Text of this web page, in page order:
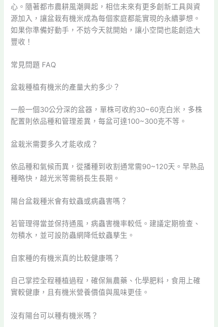
心。隨著都市農耕風潮興起，相信未來有更多創新工具與資
源加入，讓盆栽有機米成為每個家庭都能實現的永續夢想。
如果你準備好動手，不妨今天就開始，讓小空間也能創造大
豐收！
常見問題 FAQ
盆栽種植有機米的產量大約多少？
一般一個30公分深的盆器，單株可收約30~60克白米，多株
配置則依品種和管理差異，每盆可達100~300克不等。
盆栽米需要多久才能收成？
依品種和氣候而異，從播種到收割通常需90~120天。早熟品
種略快，越光米等需稍長生長期。
陽台盆栽種米會有蚊蟲或病蟲害嗎？
若管理得當並保持通風，病蟲害機率較低。建議定期檢查、
勿積水，並可設防蟲網降低蚊蟲孳生。
自家種的有機米真的比較健康嗎？
自己掌控全程種植過程，確保無農藥、化學肥料，食用上確
實較健康，且有機米營養價值與風味更佳。
沒有陽台可以種有機米嗎？